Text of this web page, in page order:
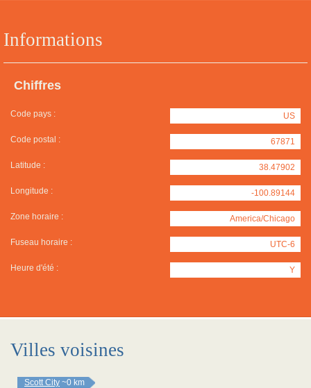
Informations
Chiffres
Code pays : US
Code postal : 67871
Latitude : 38.47902
Longitude : -100.89144
Zone horaire : America/Chicago
Fuseau horaire : UTC-6
Heure d'été : Y
Villes voisines
Scott City ~0 km